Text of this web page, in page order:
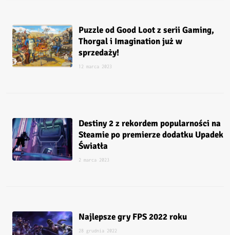
Puzzle od Good Loot z serii Gaming,
Thorgal i Imagination już w
sprzedaży!
12 marca 2023
Destiny 2 z rekordem popularności na
Steamie po premierze dodatku Upadek
Światła
2 marca 2023
Najlepsze gry FPS 2022 roku
28 grudnia 2022